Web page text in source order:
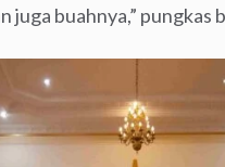
juga buahnya,” pungkas